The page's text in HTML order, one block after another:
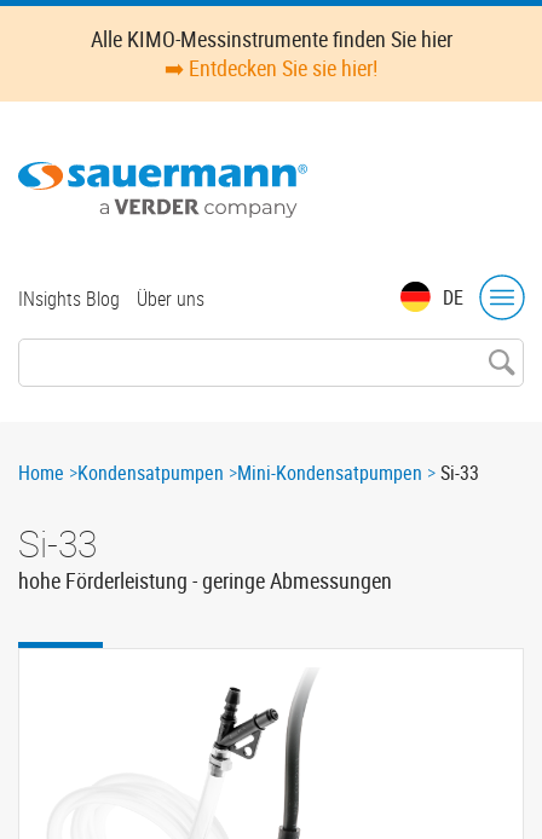
Skip
content
Alle KIMO-Messinstrumente finden Sie hier
➡️ Entdecken Sie sie hier!
DE
Top
INsights Blog Über uns
Breadcrumb
Home Kondensatpumpen Mini-Kondensatpumpen Si-33
Si-33
hohe Förderleistung - geringe Abmessungen